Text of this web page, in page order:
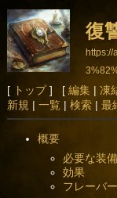
復
[ トップ] [ 編集| 凍
新規 | 一覧 | 検索| 最
概要
必要な装備
効果
フレーバ